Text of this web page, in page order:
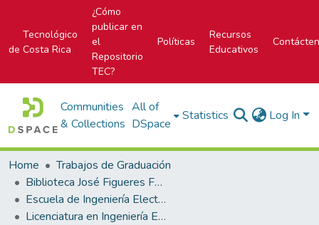
Tecnológico
de Costa Rica
¿Cómo
publicar en
el
Repositorio
TEC?
Políticas
Recursos
Educativos
Communities
& Collections
All of
DSpace
Statistics Log In
Home
Trabajos de Graduación
Biblioteca José Figueres Ferrer
Escuela de Ingeniería Electrónica
Licenciatura en Ingeniería Electrónica